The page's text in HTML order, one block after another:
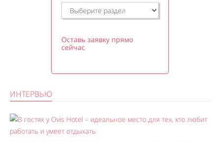
Оставь заявку прямо
сейчас
ИНТЕРВЬЮ